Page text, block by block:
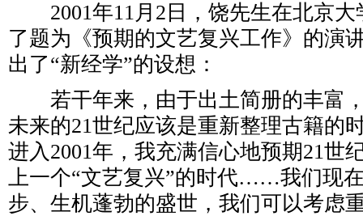
2001年11月2日，饶先生在北京大
了题为《预期的文艺复兴工作》的演
出了“新经学”的设想：
若干年来，由于出土简册的丰富
未来的21世纪应该是重新整理古籍的
进入2001年，我充满信心地预期21世
上一个“文艺复兴”的时代……我们现
步、生机蓬勃的盛世，我们可以考虑